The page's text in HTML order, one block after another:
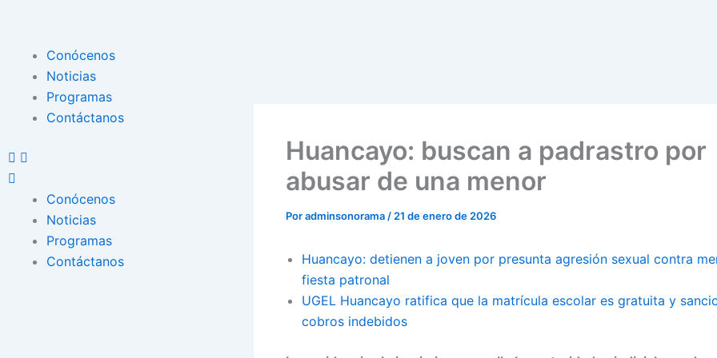
contenidoConócenos
Noticias
Programas
Contáctanos
Menu
Conócenos
Noticias
Programas
Contáctanos
Huancayo: buscan a padrastro por
abusar de una menor
Poradminsonorama / 21 de enero de 2026
Huancayo: detienen a joven por presunta agresión sexual contra
fiesta patronal
UGEL Huancayo ratifica que la matrícula escolar es gratuita y
cobros indebidos